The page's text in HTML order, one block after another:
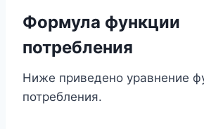
Формула функции
потребления
Ниже приведено уравнение
потребления.